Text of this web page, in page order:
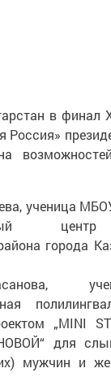
в финал
Россия»
ученица
центр
города
„MINI
для
мужчин и